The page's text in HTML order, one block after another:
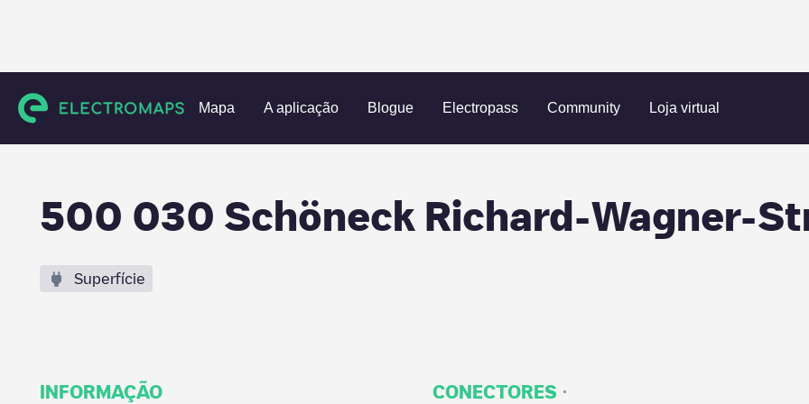
Mapa A aplicação Blogue Electropass Community Loja virtual
Charging stations Alemanha Darmstadt Schöneck 500 030 Schöneck Richard-Wagner-Straße
500 030 Schöneck Richard-Wagner-
Superfície
INFORMAÇÃO CONECTORES ·